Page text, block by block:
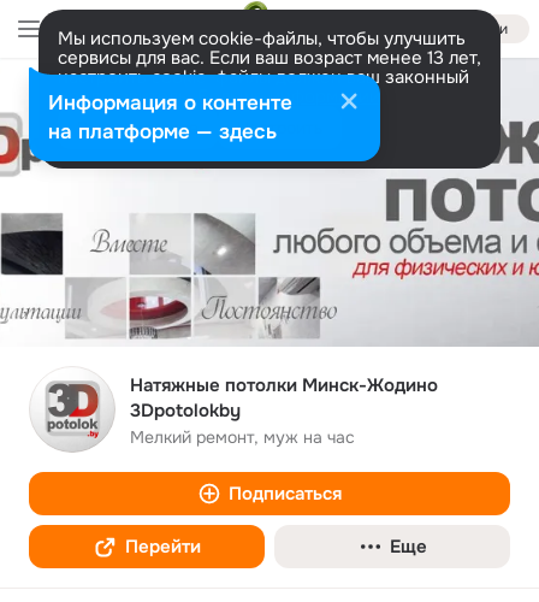
Войти
Мы используем cookie-файлы, чтобы улучшить
сервисы для вас. Если ваш возраст менее 13 лет,
настроить cookie-файлы должен ваш законный
представитель. Больше информации
Разрешить все Настроить
Натяжные потолки Минск-Жодино
3Dpotolokby
Мелкий ремонт, муж на час
Подписаться
Перейти Еще
Информация о контенте
на платформе — здесь